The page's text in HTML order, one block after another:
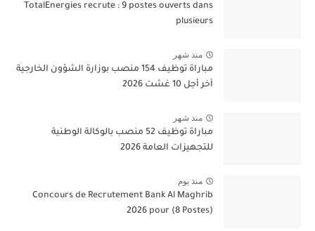
TotalEnergies recrute : 9 postes ouverts dans
plusieurs
منذ شهر
مباراة توظيف 154 منصب بوزارة الشؤون الخارجية
آخر أجل 10 غشت 2026
منذ شهر
مباراة توظيف 52 منصب بالوكالة الوطنية
للتجهيزات العامة 2026
منذ يوم
Concours de Recrutement Bank Al Maghrib
2026 pour (8 Postes)